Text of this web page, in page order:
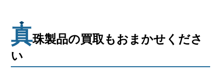
真珠製品の買取もおまかせくださ
い